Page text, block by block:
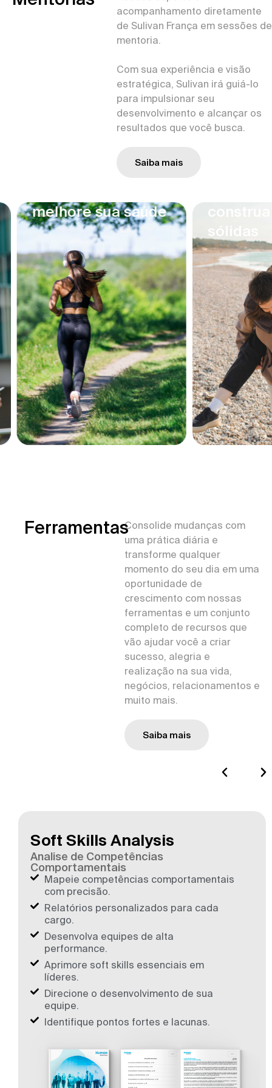
acompanhamento diretamente
de Sulivan França em sessões de
mentoria.
Com sua experiência e visão
estratégica, Sulivan irá guiá-lo
para impulsionar seu
desenvolvimento e alcançar os
resultados que você busca.
Saiba mais
sua saúde
construa
sólidas
FerramentasConsolide mudanças com
uma prática diária e
transforme qualquer
momento do seu dia em uma
oportunidade de
crescimento com nossas
ferramentas e um conjunto
completo de recursos que
vão ajudar você a criar
sucesso, alegria e
realização na sua vida,
negócios, relacionamentos e
muito mais.
Saiba mais
Soft Skills Analysis
Analise de Competências
Comportamentais
Mapeie competências comportamentais
com precisão.
Relatórios personalizados para cada
cargo.
Desenvolva equipes de alta
performance.
Aprimore soft skills essenciais em
líderes.
Direcione o desenvolvimento de sua
equipe.
Identifique pontos fortes e lacunas.